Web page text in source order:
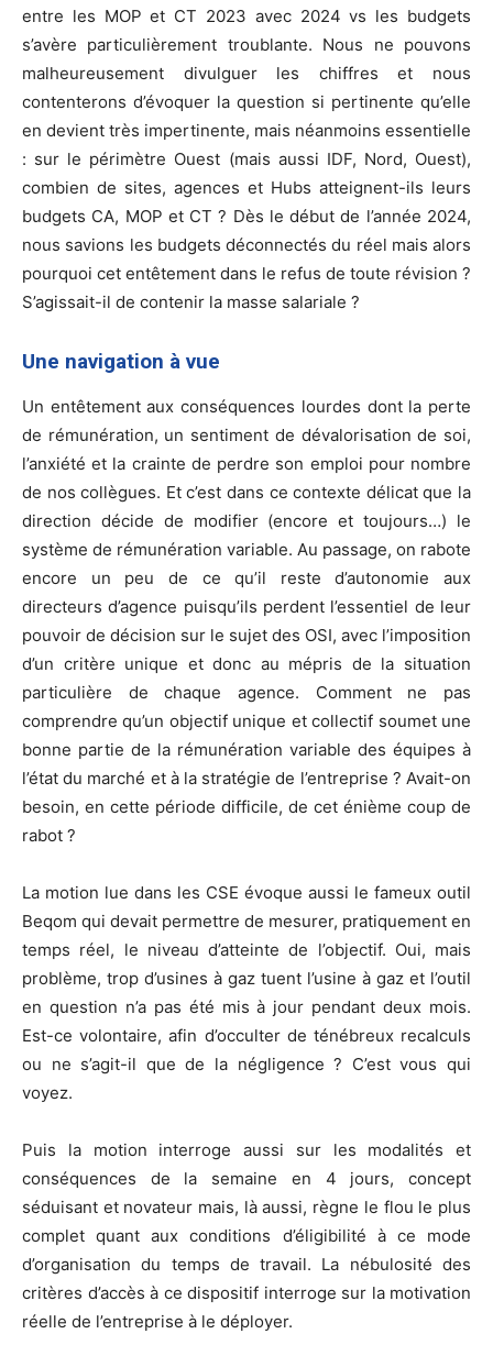
entre les MOP et CT 2023 avec 2024 vs les budgets
s’avère particulièrement troublante. Nous ne pouvons
malheureusement divulguer les chiffres et nous
contenterons d’évoquer la question si pertinente qu’elle
en devient très impertinente, mais néanmoins essentielle
: sur le périmètre Ouest (mais aussi IDF, Nord, Ouest),
combien de sites, agences et Hubs atteignent-ils leurs
budgets CA, MOP et CT ? Dès le début de l’année 2024,
nous savions les budgets déconnectés du réel mais alors
pourquoi cet entêtement dans le refus de toute révision ?
S’agissait-il de contenir la masse salariale ?
Une navigation à vue
Un entêtement aux conséquences lourdes dont la perte
de rémunération, un sentiment de dévalorisation de soi,
l’anxiété et la crainte de perdre son emploi pour nombre
de nos collègues. Et c’est dans ce contexte délicat que la
direction décide de modifier (encore et toujours…) le
système de rémunération variable. Au passage, on rabote
encore un peu de ce qu’il reste d’autonomie aux
directeurs d’agence puisqu’ils perdent l’essentiel de leur
pouvoir de décision sur le sujet des OSI, avec l’imposition
d’un critère unique et donc au mépris de la situation
particulière de chaque agence. Comment ne pas
comprendre qu’un objectif unique et collectif soumet une
bonne partie de la rémunération variable des équipes à
l’état du marché et à la stratégie de l’entreprise ? Avait-on
besoin, en cette période difficile, de cet énième coup de
rabot ?
La motion lue dans les CSE évoque aussi le fameux outil
Beqom qui devait permettre de mesurer, pratiquement en
temps réel, le niveau d’atteinte de l’objectif. Oui, mais
problème, trop d’usines à gaz tuent l’usine à gaz et l’outil
en question n’a pas été mis à jour pendant deux mois.
Est-ce volontaire, afin d’occulter de ténébreux recalculs
ou ne s’agit-il que de la négligence ? C’est vous qui
voyez.
Puis la motion interroge aussi sur les modalités et
conséquences de la semaine en 4 jours, concept
séduisant et novateur mais, là aussi, règne le flou le plus
complet quant aux conditions d’éligibilité à ce mode
d’organisation du temps de travail. La nébulosité des
critères d’accès à ce dispositif interroge sur la motivation
réelle de l’entreprise à le déployer.